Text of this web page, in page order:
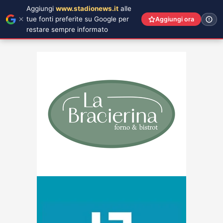
Aggiungi www.stadionews.it alle
tue fonti preferite su Google per
restare sempre informato
Aggiungi ora